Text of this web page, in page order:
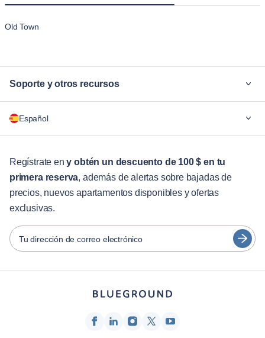
Old Town
Soporte y otros recursos
Para las empresas
Servicios para huéspedes
Guías de ciudades
Socios
Operadores de alquiler amueblado
Propietarios
Socios de franquicia
Español
English
Português
Español
Français
Türkçe
Regístrate eny obtén un descuento de 100 $ en tu
primera reserva, además de alertas sobre bajadas de
precios, nuevos apartamentos disponibles y ofertas
exclusivas.
Tu dirección de correo electrónico